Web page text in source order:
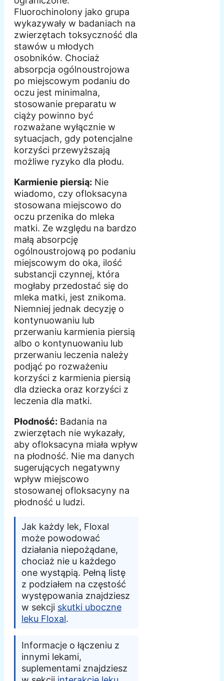
Fluorochinolony jako grupa
wykazywały w badaniach na
zwierzętach toksyczność dla
stawów u młodych
osobników. Chociaż
absorpcja ogólnoustrojowa
po miejscowym podaniu do
oczu jest minimalna,
stosowanie preparatu w
ciąży powinno być
rozważane wyłącznie w
sytuacjach, gdy potencjalne
korzyści przewyższają
możliwe ryzyko dla płodu.
Karmienie piersią: Nie
wiadomo, czy ofloksacyna
stosowana miejscowo do
oczu przenika do mleka
matki. Ze względu na bardzo
małą absorpcję
ogólnoustrojową po podaniu
miejscowym do oka, ilość
substancji czynnej, która
mogłaby przedostać się do
mleka matki, jest znikoma.
Niemniej jednak decyzję o
kontynuowaniu lub
przerwaniu karmienia piersią
albo o kontynuowaniu lub
przerwaniu leczenia należy
podjąć po rozważeniu
korzyści z karmienia piersią
dla dziecka oraz korzyści z
leczenia dla matki.
Płodność: Badania na
zwierzętach nie wykazały,
aby ofloksacyna miała wpływ
na płodność. Nie ma danych
sugerujących negatywny
wpływ miejscowo
stosowanej ofloksacyny na
płodność u ludzi.
Jak każdy lek, Floxal
może powodować
działania niepożądane,
chociaż nie u każdego
one wystąpią. Pełną listę
z podziałem na częstość
występowania znajdziesz
w sekcji skutki uboczne
leku Floxal.
Informacje o łączeniu z
innymi lekami,
suplementami znajdziesz